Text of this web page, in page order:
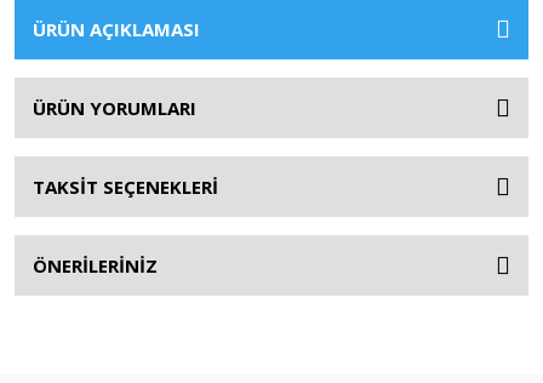
ÜRÜN AÇIKLAMASI
ÜRÜN YORUMLARI
TAKSİT SEÇENEKLERİ
ÖNERİLERİNİZ